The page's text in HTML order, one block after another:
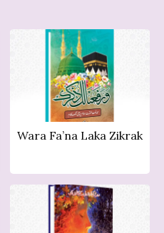
Wara Fa’na Laka Zikrak